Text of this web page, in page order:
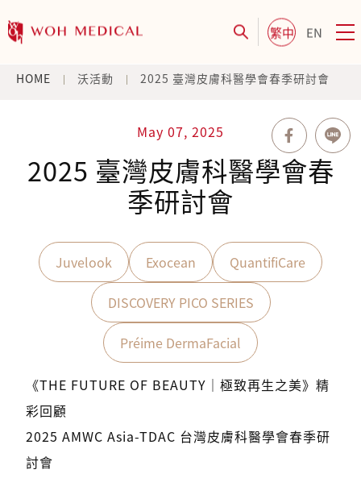
繁中 EN
HOME 沃活動 2025 臺灣皮膚科醫學會春季研討會
May 07, 2025
2025 臺灣皮膚科醫學會春
季研討會
Juvelook Exocean QuantifiCare
DISCOVERY PICO SERIES
Préime DermaFacial
《THE FUTURE OF BEAUTY｜極致再生之美》精
彩回顧
2025 AMWC Asia-TDAC 台灣皮膚科醫學會春季研
討會